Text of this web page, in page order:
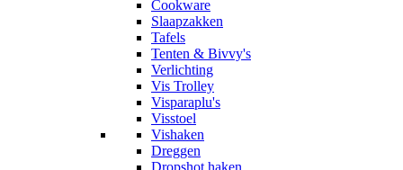
Cookware
Slaapzakken
Tafels
Tenten & Bivvy's
Verlichting
Vis Trolley
Visparaplu's
Visstoel
Vishaken
Dreggen
Dropshot haken